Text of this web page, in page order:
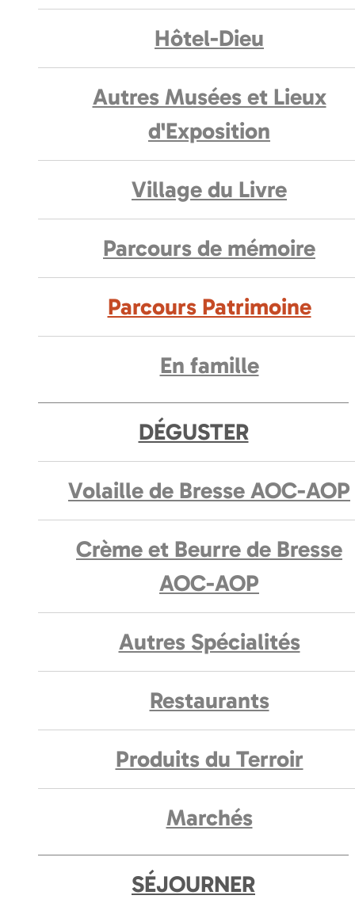
Hôtel-Dieu
Autres Musées et Lieux
d'Exposition
Village du Livre
Parcours de mémoire
Parcours Patrimoine
En famille
DÉGUSTER
Volaille de Bresse AOC-AOP
Crème et Beurre de Bresse
AOC-AOP
Autres Spécialités
Restaurants
Produits du Terroir
Marchés
SÉJOURNER